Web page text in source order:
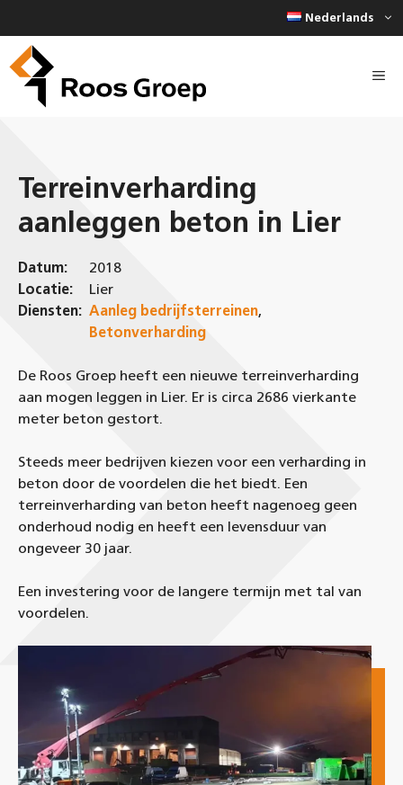
inhoud
Nederlands
Terreinverharding
aanleggen beton in Lier
Datum:
2018
Locatie:
Lier
Diensten: Aanleg bedrijfsterreinen,
Betonverharding
De Roos Groep heeft een nieuwe terreinverharding
aan mogen leggen in Lier. Er is circa 2686 vierkante
meter beton gestort.
Steeds meer bedrijven kiezen voor een verharding in
beton door de voordelen die het biedt. Een
terreinverharding van beton heeft nagenoeg geen
onderhoud nodig en heeft een levensduur van
ongeveer 30 jaar.
Een investering voor de langere termijn met tal van
voordelen.